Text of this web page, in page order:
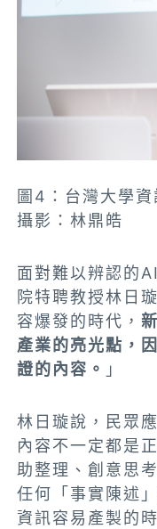
圖4：台灣大學
攝影：林鼎皓
面對難以辨認的
院特聘教授林日
容爆發的時代，
產業的亮光點，
證的內容。 」
林日璇說，民眾
內容不一定都是
助整理、創意思
任何「事實陳述
資訊容易產製的